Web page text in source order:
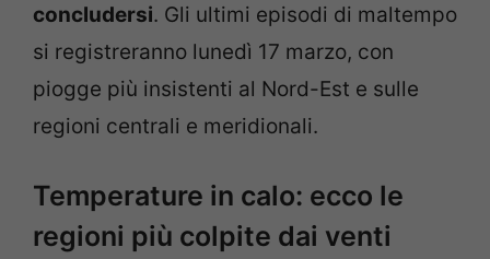
concludersi. Gli ultimi episodi di maltempo
si registreranno lunedì 17 marzo, con
piogge più insistenti al Nord-Est e sulle
regioni centrali e meridionali.
Temperature in calo: ecco le
regioni più colpite dai venti